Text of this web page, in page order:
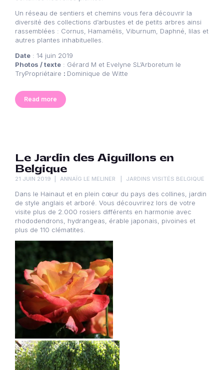
Un réseau de sentiers et chemins vous fera découvrir la
diversité des collections d’arbustes et de petits arbres ainsi
rassemblées : Cornus, Hamamélis, Viburnum, Daphné, lilas et
autres plantes inhabituelles.
Date : 14 juin 2019
Photos / texte : Gérard M et Evelyne SL’Arboretum le
TryPropriétaire : Dominique de Witte
Read more
Le Jardin des Aiguillons en
Belgique
21 JUIN 2019 ANNAÏG LE MELINER JARDINS VISITÉS BELGIQUE
Dans le Hainaut et en plein cœur du pays des collines, jardin
de style anglais et arboré. Vous découvrirez lors de votre
visite plus de 2.000 rosiers différents en harmonie avec
rhododendrons, hydrangeas, érable japonais, pivoines et
plus de 110 clématites.